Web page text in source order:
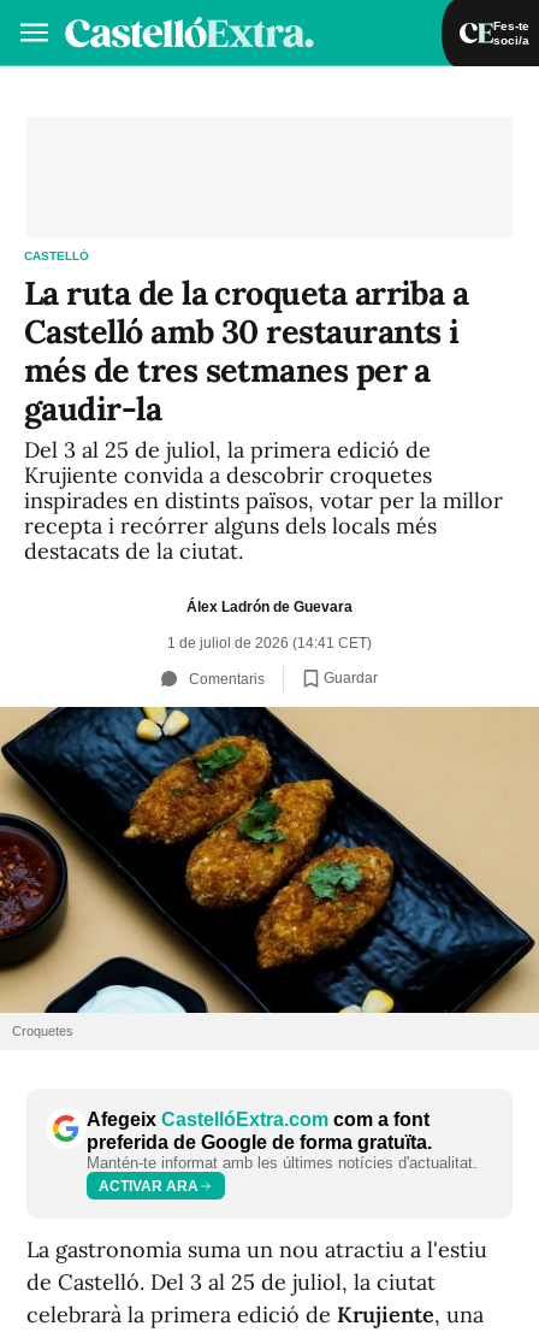
Fes-te
soci/a
CASTELLÓ
La ruta de la croqueta arriba a
Castelló amb 30 restaurants i
més de tres setmanes per a
gaudir-la
Del 3 al 25 de juliol, la primera edició de
Krujiente convida a descobrir croquetes
inspirades en distints països, votar per la millor
recepta i recórrer alguns dels locals més
destacats de la ciutat.
Álex Ladrón de Guevara
1 de juliol de 2026 (14:41 CET)
Comentaris Guardar
Croquetes
Afegeix CastellóExtra.com com a font
preferida de Google de forma gratuïta.
Mantén-te informat amb les últimes notícies d'actualitat.
ACTIVAR ARA
La gastronomia suma un nou atractiu a l'estiu
de Castelló. Del 3 al 25 de juliol, la ciutat
celebrarà la primera edició de Krujiente, una